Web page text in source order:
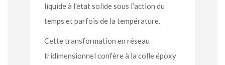
liquide à l’état solide sous l’action du
temps et parfois de la température.
Cette transformation en réseau
tridimensionnel confère à la colle époxy